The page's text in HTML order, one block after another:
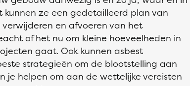
kunnen ze een gedetailleerd plan van
en afvoeren van het
of het nu om kleine hoeveelheden in
gaat. Ook kunnen asbest
strategieën om de blootstelling aan
je helpen om aan de wettelijke vereisten